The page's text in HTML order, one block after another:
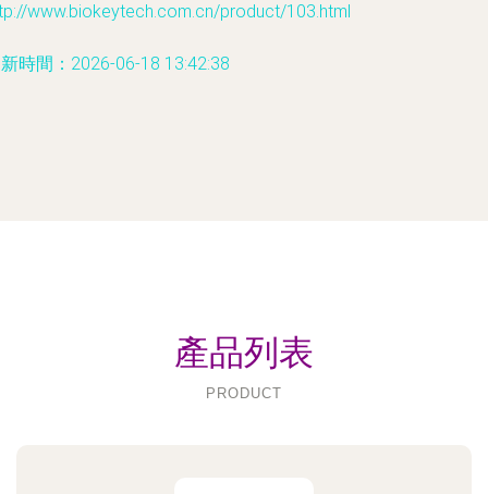
www.biokeytech.com.cn/product/103.html
時間：2026-06-18 13:42:38
產品列表
PRODUCT